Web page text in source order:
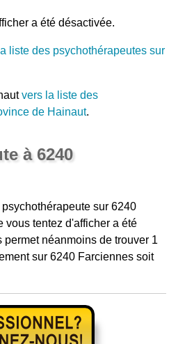
a été désactivée.
liste des psychothérapeutes sur
vers la liste des
de Hainaut.
à 6240
sur 6240
vous tentez d'afficher a été
néanmoins de trouver 1
sur 6240 Farciennes soit